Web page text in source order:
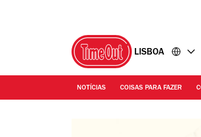
LISBOA
NOTÍCIAS COISAS PARA FAZER